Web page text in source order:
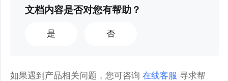
文档内容是否对您有帮助？
是 否
如果遇到产品相关问题，您可咨询在线客服 寻求帮